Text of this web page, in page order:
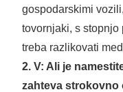
gospodarskimi
tovornjaki, s stopnjo
treba razlikovati
2. V: Ali je
zahteva strokovno